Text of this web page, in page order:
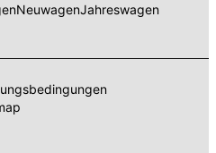
NeuwagenJahreswagen